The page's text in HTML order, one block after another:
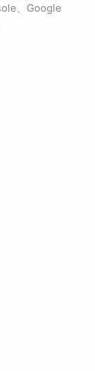
、Google